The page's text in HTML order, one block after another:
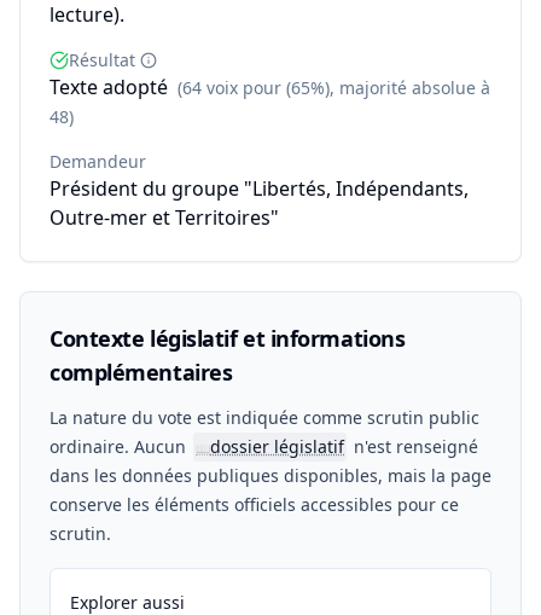
lecture).
Résultat
Texte adopté (64 voix pour (65%), majorité absolue à
48)
Demandeur
Président du groupe "Libertés, Indépendants,
Outre-mer et Territoires"
Contexte législatif et informations
complémentaires
La nature du vote est indiquée comme scrutin public
ordinaire. Aucun
📖dossier législatif n'est renseigné
dans les données publiques disponibles, mais la page
conserve les éléments officiels accessibles pour ce
scrutin.
Explorer aussi